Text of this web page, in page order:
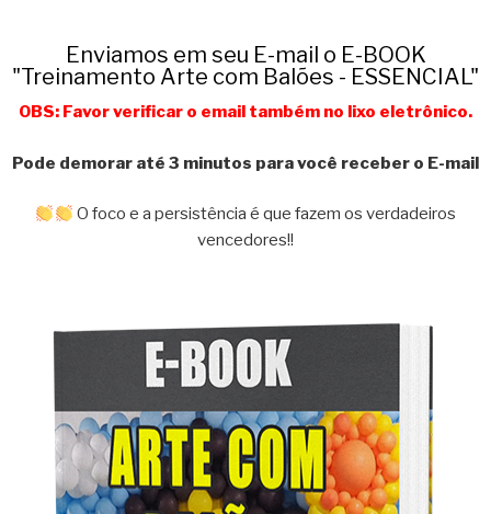
Enviamos em seu E-mail o E-BOOK
"Treinamento Arte com Balões - ESSENCIAL"
OBS: Favor verificar o email também no lixo eletrônico.
Pode demorar até 3 minutos para você receber o E-mail
O foco e a persistência é que fazem os verdadeiros
vencedores!!